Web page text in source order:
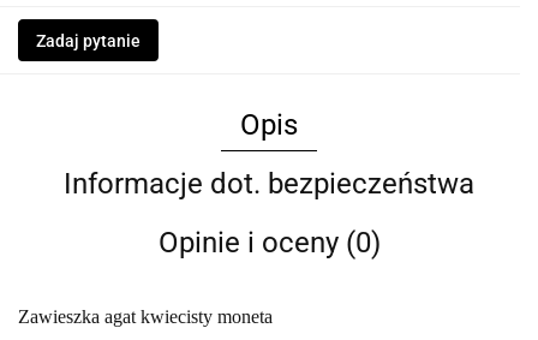
Zadaj pytanie
Opis
Informacje dot. bezpieczeństwa
Opinie i oceny (0)
Zawieszka agat kwiecisty moneta